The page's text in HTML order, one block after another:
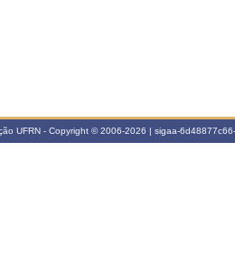
UFRN - Copyright © 2006-2026 | sigaa-